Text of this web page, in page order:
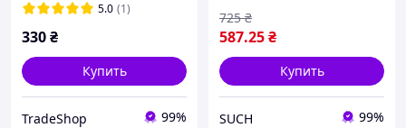
5.0 (1)
330₴
Купить
TradeShop 99%
587.25₴
725 ₴
Купить
SUCH 99%